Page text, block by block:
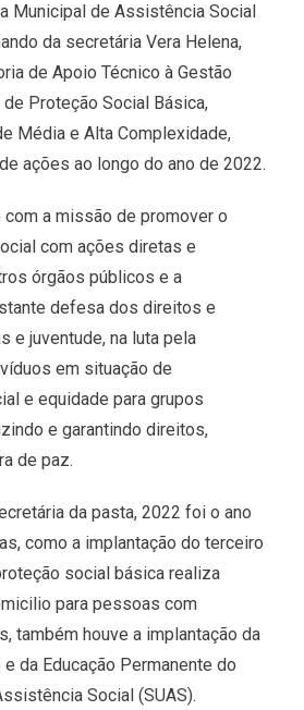
Municipal de Assistência Social
da secretária Vera Helena,
de Apoio Técnico à Gestão
Proteção Social Básica,
Média e Alta Complexidade,
ações ao longo do ano de 2022.
a missão de promover o
com ações diretas e
órgãos públicos e a
defesa dos direitos e
e juventude, na luta pela
em situação de
e equidade para grupos
e garantindo direitos,
de paz.
da pasta, 2022 foi o ano
como a implantação do terceiro
social básica realiza
para pessoas com
também houve a implantação da
da Educação Permanente do
Social (SUAS).